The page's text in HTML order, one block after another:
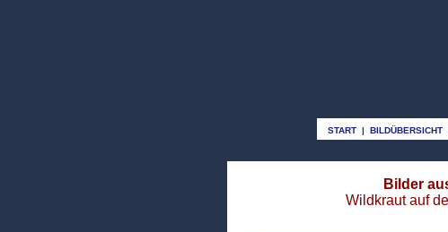
START | BILDÜBERSICHT
Bilder
Wildkraut auf